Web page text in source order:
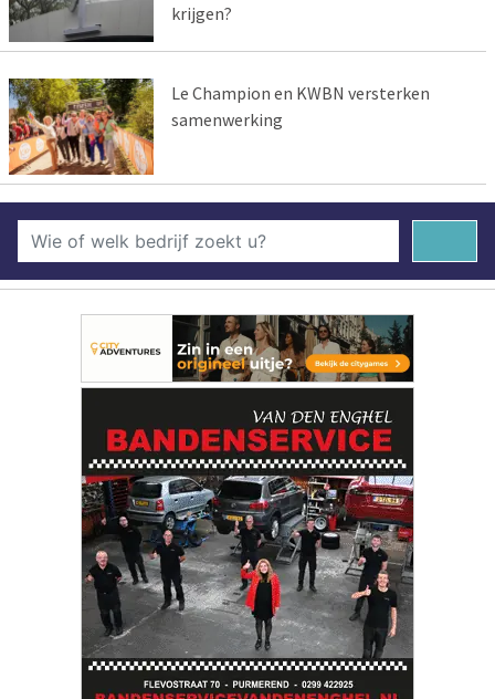
krijgen?
Le Champion en KWBN versterken
samenwerking